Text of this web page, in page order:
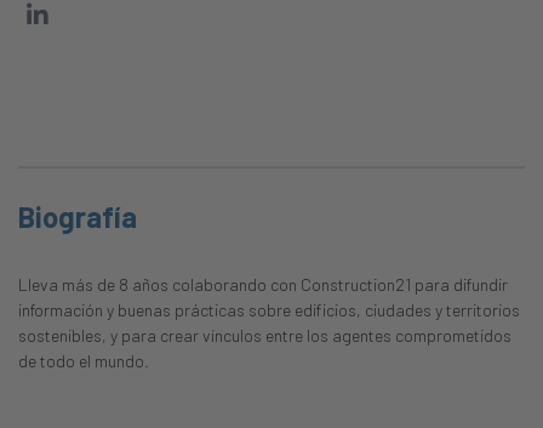
Biografía
Lleva más de 8 años colaborando con Construction21 para difundir
información y buenas prácticas sobre edificios, ciudades y territorios
sostenibles, y para crear vínculos entre los agentes comprometidos
de todo el mundo.